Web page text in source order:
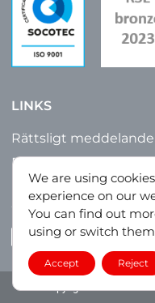
LINKS
Rättsligt meddelande
Försäljningsvillkor
Integritetspolicy
Webbkarta
LinkedIn
We are using
experience on our
You can find out
using or switch
Accept Reject